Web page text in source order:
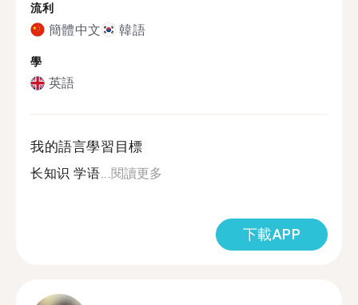
流利
簡體中文 韓語
學
英語
我的語言學習目標
长知识 学语...閱讀更多
下載APP